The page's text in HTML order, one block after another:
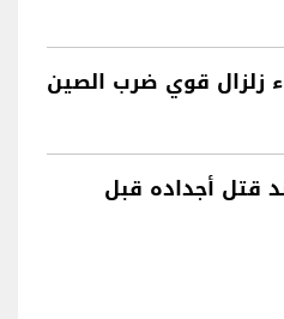
قتل أجداده قبل